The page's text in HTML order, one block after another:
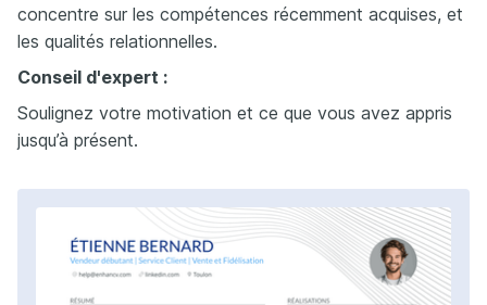
concentre sur les compétences récemment acquises, et
les qualités relationnelles.
Conseil d'expert :
Soulignez votre motivation et ce que vous avez appris
jusqu’à présent.